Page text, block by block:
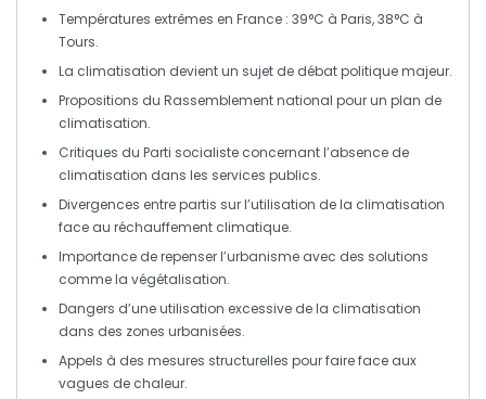
Températures extrêmes en France : 39°C à Paris, 38°C à
Tours.
La climatisation devient un sujet de débatpolitiquemajeur.
Propositions du Rassemblement national pour un plan de
climatisation.
Critiques du Parti socialiste concernant l’absence de
climatisation dans les services publics.
Divergences entre partis sur l’utilisation de la climatisation
face au réchauffement climatique.
Importance de repenser l’urbanisme avec des solutions
comme la végétalisation.
Dangers d’une utilisation excessive de la climatisation
dans des zones urbanisées.
Appels à des mesures structurelles pour faire face aux
vagues de chaleur.